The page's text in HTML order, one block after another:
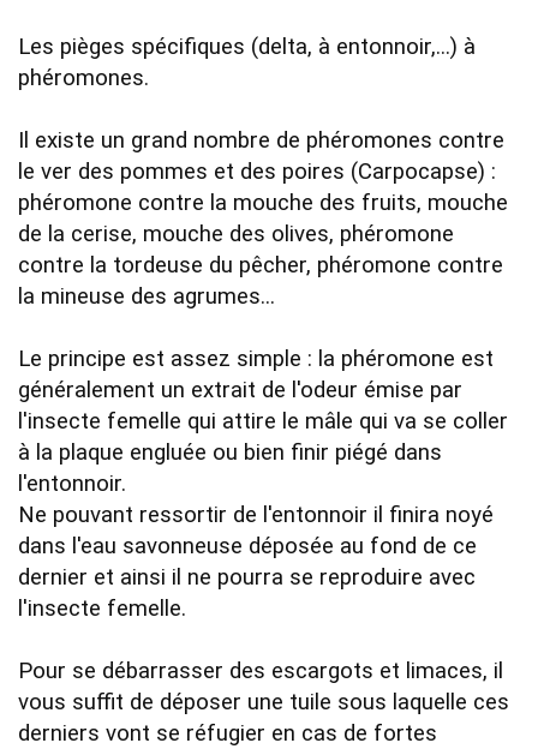
Les pièges spécifiques (delta, à entonnoir,...) à
phéromones.
Il existe un grand nombre de phéromones contre
le ver des pommes et des poires (Carpocapse) :
phéromone contre la mouche des fruits, mouche
de la cerise, mouche des olives, phéromone
contre la tordeuse du pêcher, phéromone contre
la mineuse des agrumes...
Le principe est assez simple : la phéromone est
généralement un extrait de l'odeur émise par
l'insecte femelle qui attire le mâle qui va se coller
à la plaque engluée ou bien finir piégé dans
l'entonnoir.
Ne pouvant ressortir de l'entonnoir il finira noyé
dans l'eau savonneuse déposée au fond de ce
dernier et ainsi il ne pourra se reproduire avec
l'insecte femelle.
Pour se débarrasser des escargots et limaces, il
vous suffit de déposer une tuile sous laquelle ces
derniers vont se réfugier en cas de fortes